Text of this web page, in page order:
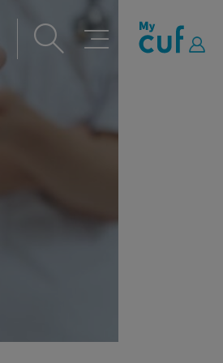
Navegação